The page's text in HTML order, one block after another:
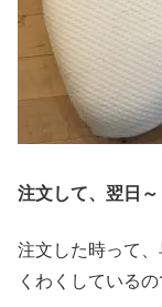
注文して、翌日～
注文した時って
くわくしている